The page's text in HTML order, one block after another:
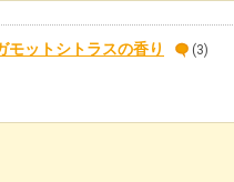
ットシトラスの香り
(3)